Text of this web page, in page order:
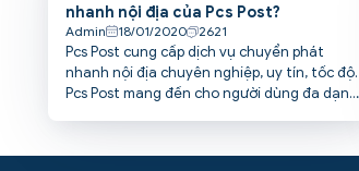
nhanh nội địa của Pcs Post?
Admin 18/01/2020 2621
Pcs Post cung cấp dịch vụ chuyển phát
nhanh nội địa chuyên nghiệp, uy tín, tốc độ.
Pcs Post mang đến cho người dùng đa dạng
giúp tiết kiệm tối đa chi phí và thời gian vận